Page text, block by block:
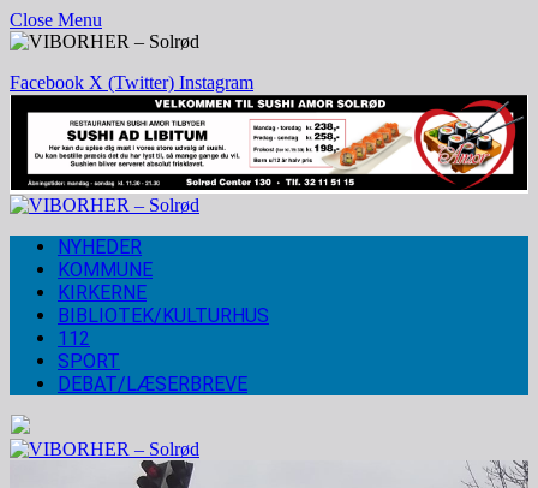
Close Menu
Facebook X (Twitter) Instagram
NYHEDER
KOMMUNE
KIRKERNE
BIBLIOTEK/KULTURHUS
112
SPORT
DEBAT/LÆSERBREVE